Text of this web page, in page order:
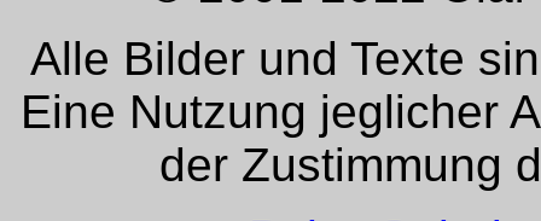
Alle Bilder und Texte
Eine Nutzung jeglicher
der Zustimmung